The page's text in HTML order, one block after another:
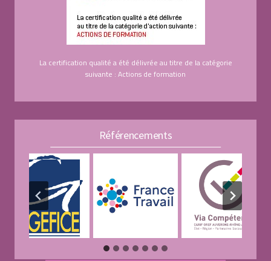
La certification qualité a été délivrée au titre de la catégorie
suivante : Actions de formation
Référencements